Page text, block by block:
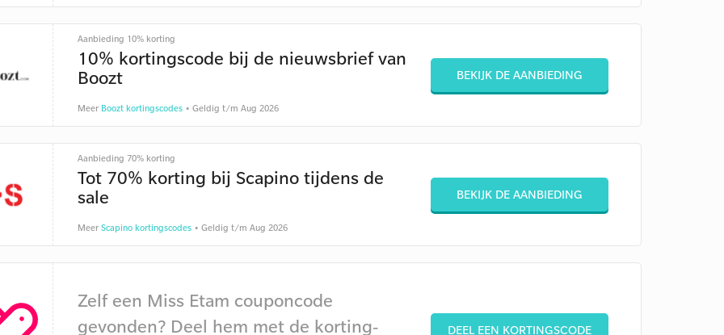
Aanbieding 10% korting
10% kortingscode bij de nieuwsbrief van
Boozt
Meer Boozt kortingscodes• Geldig t/m Aug 2026
BEKIJK DE AANBIEDING
Aanbieding 70% korting
Tot 70% korting bij Scapino tijdens de
sale
Meer Scapino kortingscodes• Geldig t/m Aug 2026
BEKIJK DE AANBIEDING
Zelf een Miss Etam couponcode
gevonden? Deel hem met de korting-
DEEL EEN KORTINGSCODE